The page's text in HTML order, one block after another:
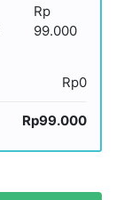
Rp
99.000
Rp0
Rp99.000